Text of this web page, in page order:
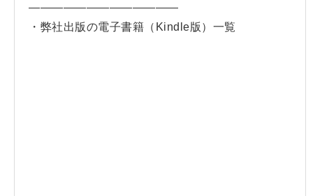
—————————————
・弊社出版の電子書籍（Kindle版）一覧